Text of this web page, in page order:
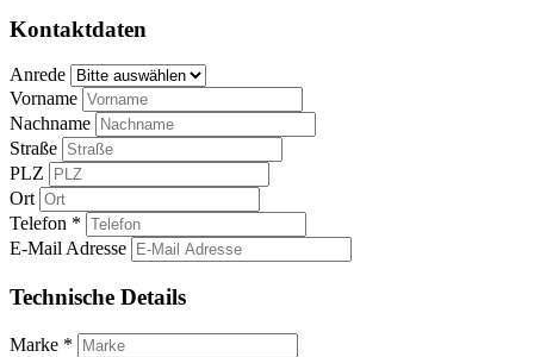
Kontaktdaten
Anrede
Vorname
Nachname
Straße
PLZ
Ort
Telefon *
E-Mail Adresse
Technische Details
Marke *